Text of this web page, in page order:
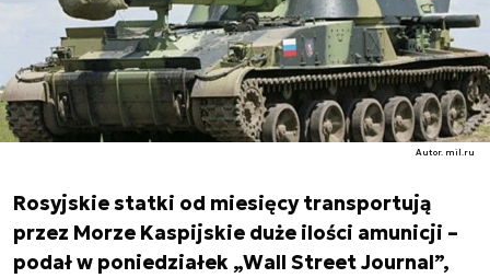
Autor. mil.ru
Rosyjskie statki od miesięcy transportują
przez Morze Kaspijskie duże ilości amunicji –
podał w poniedziałek „Wall Street Journal”,